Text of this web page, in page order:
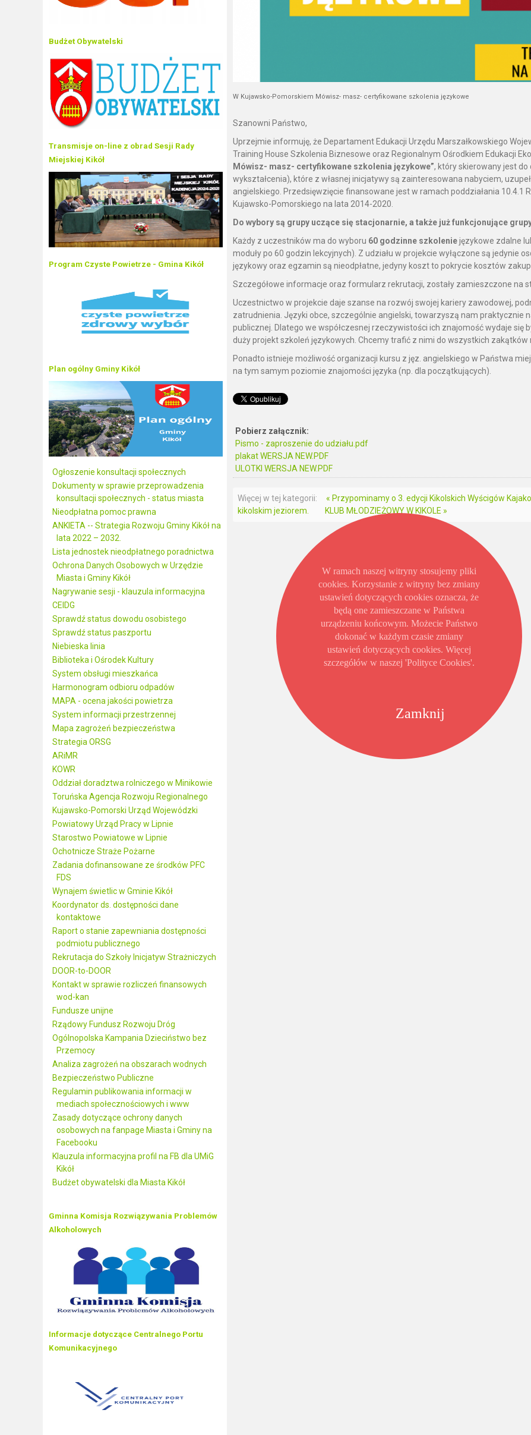
Budżet Obywatelski
Transmisje on-line z obrad Sesji Rady
Miejskiej Kikół
Program Czyste Powietrze - Gmina Kikół
Plan ogólny Gminy Kikół
Ogłoszenie konsultacji społecznych
Dokumenty w sprawie przeprowadzenia
konsultacji społecznych - status miasta
Nieodpłatna pomoc prawna
ANKIETA -- Strategia Rozwoju Gminy Kikół na
lata 2022 – 2032.
Lista jednostek nieodpłatnego poradnictwa
Ochrona Danych Osobowych w Urzędzie
Miasta i Gminy Kikół
Nagrywanie sesji - klauzula informacyjna
CEIDG
Sprawdź status dowodu osobistego
Sprawdź status paszportu
Niebieska linia
Biblioteka i Ośrodek Kultury
System obsługi mieszkańca
Harmonogram odbioru odpadów
MAPA - ocena jakości powietrza
System informacji przestrzennej
Mapa zagrożeń bezpieczeństwa
Strategia ORSG
ARiMR
KOWR
Oddział doradztwa rolniczego w Minikowie
Toruńska Agencja Rozwoju Regionalnego
Kujawsko-Pomorski Urząd Wojewódzki
Powiatowy Urząd Pracy w Lipnie
Starostwo Powiatowe w Lipnie
Ochotnicze Straże Pożarne
Zadania dofinansowane ze środków PFC
FDS
Wynajem świetlic w Gminie Kikół
Koordynator ds. dostępności dane
kontaktowe
Raport o stanie zapewniania dostępności
podmiotu publicznego
Rekrutacja do Szkoły Inicjatyw Strażniczych
DOOR-to-DOOR
Kontakt w sprawie rozliczeń finansowych
wod-kan
Fundusze unijne
Rządowy Fundusz Rozwoju Dróg
Ogólnopolska Kampania Dzieciństwo bez
Przemocy
Analiza zagrożeń na obszarach wodnych
Bezpieczeństwo Publiczne
Regulamin publikowania informacji w
mediach społecznościowych i www
Zasady dotyczące ochrony danych
osobowych na fanpage Miasta i Gminy na
Facebooku
Klauzula informacyjna profil na FB dla UMiG
Kikół
Budżet obywatelski dla Miasta Kikół
Gminna Komisja Rozwiązywania Problemów
Alkoholowych
Informacje dotyczące Centralnego Portu
Komunikacyjnego
W Kujawsko-Pomorskiem Mówisz- masz- certyfikowane szkolenia językowe
Szanowni Państwo,
Uprzejmie informuję, że Departament Edukacji Urzędu Marszałkowskiego
Training House Szkolenia Biznesowe oraz Regionalnym Ośrodkiem Edukacji
Mówisz- masz- certyfikowane szkolenia językowe”, który skierowany jest
wykształcenia), które z własnej inicjatywy są zainteresowana nabyciem,
angielskiego. Przedsięwzięcie finansowane jest w ramach poddziałania
Kujawsko-Pomorskiego na lata 2014-2020.
Do wybory są grupy uczące się stacjonarnie, a także już funkcjonujące
Każdy z uczestników ma do wyboru 60 godzinne szkoleniejęzykowe zdalne
moduły po 60 godzin lekcyjnych). Z udziału w projekcie wyłączone są jedynie
językowy oraz egzamin są nieodpłatne, jedyny koszt to pokrycie kosztów
Szczegółowe informacje oraz formularz rekrutacji, zostały zamieszczone na
Uczestnictwo w projekcie daje szanse na rozwój swojej kariery zawodowej,
zatrudnienia. Języki obce, szczególnie angielski, towarzyszą nam praktycznie
publicznej. Dlatego we współczesnej rzeczywistości ich znajomość wydaje
duży projekt szkoleń językowych. Chcemy trafić z nimi do wszystkich
Ponadto istnieje możliwość organizacji kursu z jęz. angielskiego w Państwa
na tym samym poziomie znajomości języka (np. dla początkujących).
Pobierz załącznik:
Pismo - zaproszenie do udziału.pdf
plakat WERSJA NEW.PDF
ULOTKI WERSJA NEW.PDF
Więcej w tej kategorii:
« Przypominamy o 3. edycji Kikolskich Wyścigów
kikolskim jeziorem.
KLUB MŁODZIEŻOWY W KIKOLE »
Zamknij
W ramach naszej witryny stosujemy pliki
cookies. Korzystanie z witryny bez zmiany
ustawień dotyczących cookies oznacza, że
będą one zamieszczane w Państwa
urządzeniu końcowym. Możecie Państwo
dokonać w każdym czasie zmiany
ustawień dotyczących cookies. Więcej
szczegółów w naszej 'Polityce Cookies'.